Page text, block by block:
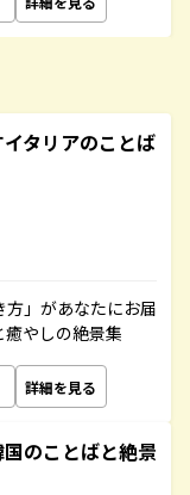
タリアのことば
」があなたにお届
やしの絶景集
詳細を見る
のことばと絶景